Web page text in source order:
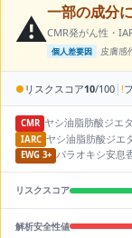
⚠️一部の成分
CMR発がん性・
個人差要因 皮膚感
● リスクスコア10/100 | !
CMR ヤシ油脂肪酸ジエ
IARC ヤシ油脂肪酸ジエ
EWG 3+ パラオキシ安息
リスクスコア
解析安全性値